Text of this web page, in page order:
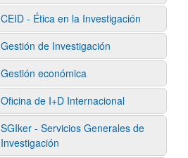
CEID - Ética en la Investigación
Gestión de Investigación
Gestión económica
Oficina de I+D Internacional
SGIker - Servicios Generales de
Investigación